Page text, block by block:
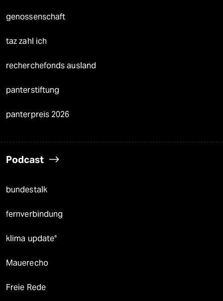
genossenschaft
taz zahl ich
recherchefonds ausland
panterstiftung
panterpreis 2026
Podcast
bundestalk
fernverbindung
klima update°
Mauerecho
Freie Rede